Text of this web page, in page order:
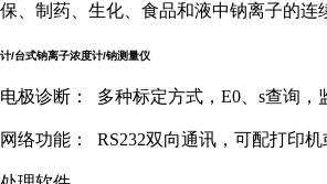
保、制药、生化、食品和液中钠离子的连
计/台式钠离子浓度计/钠测量仪
电极诊断： 多种标定方式，E0、s查询，
网络功能： RS232双向通讯，可配打印